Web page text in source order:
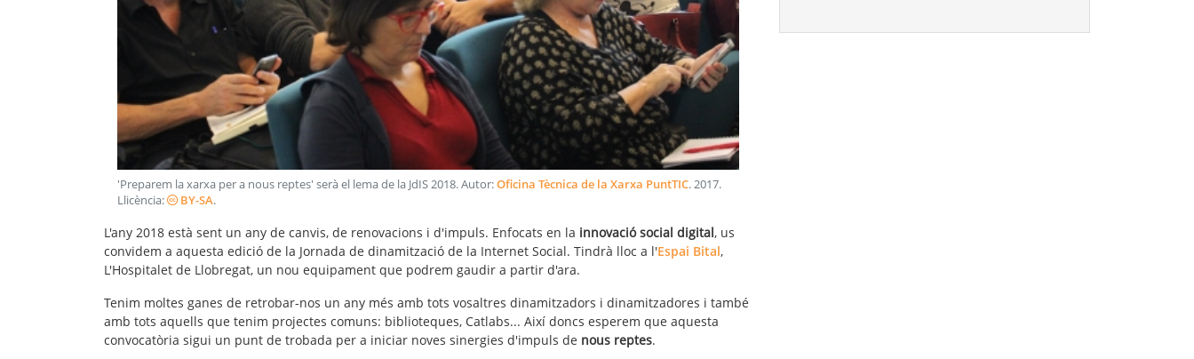
'Preparem la xarxa per a nous reptes' serà el lema de la JdIS 2018. Autor:Oficina Tècnica de la Xarxa PuntTIC.2017.
Llicència:
BY-SA.
L'any 2018 està sent un any de canvis, de renovacions i d'impuls. Enfocats en la innovació social digital, us
convidem a aquesta edició de la Jornada de dinamització de la Internet Social. Tindrà lloc a l'Espai Bital,
L'Hospitalet de Llobregat, un nou equipament que podrem gaudir a partir d'ara.
Tenim moltes ganes de retrobar-nos un any més amb tots vosaltres dinamitzadors i dinamitzadores i també
amb tots aquells que tenim projectes comuns: biblioteques, Catlabs... Així doncs esperem que aquesta
convocatòria sigui un punt de trobada per a iniciar noves sinergies d'impuls de nous reptes.